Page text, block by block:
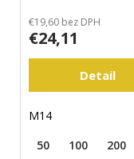
€19,60 bez DPH
€24,11
Detail
M14
50
100 200